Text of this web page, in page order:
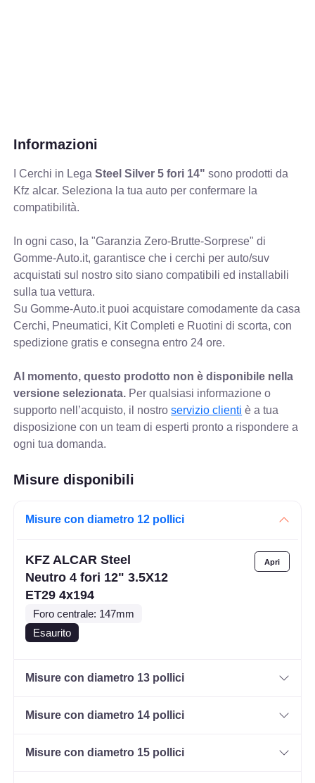
Informazioni
I Cerchi in LegaSteel Silver 5 fori 14" sono prodotti da
Kfz alcar. Seleziona la tua auto per confermare la
compatibilità.
In ogni caso, la "Garanzia Zero-Brutte-Sorprese" di
Gomme-Auto.it, garantisce che i cerchi per auto/suv
acquistati sul nostro sito siano compatibili ed installabili
sulla tua vettura.
Su Gomme-Auto.it puoi acquistare comodamente da casa
Cerchi, Pneumatici, Kit Completi e Ruotini di scorta, con
spedizione gratis e consegna entro 24 ore.
Al momento, questo prodotto non è disponibile nella
versione selezionata. Per qualsiasi informazione o
supporto nell’acquisto, il nostroservizio clienti è a tua
disposizione con un team di esperti pronto a rispondere a
ogni tua domanda.
Misure disponibili
Misure con diametro 12 pollici
KFZ ALCAR Steel
Neutro 4 fori 12" 3.5X12
ET29 4x194
Foro centrale: 147mm
Esaurito
Misure con diametro 13 pollici
Misure con diametro 14 pollici
Misure con diametro 15 pollici